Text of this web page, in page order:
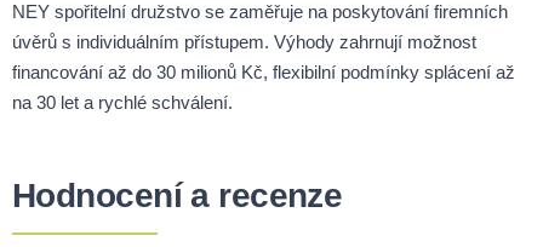
NEY spořitelní družstvo se zaměřuje na poskytování firemních
úvěrů s individuálním přístupem. Výhody zahrnují možnost
financování až do 30 milionů Kč, flexibilní podmínky splácení až
na 30 let a rychlé schválení.
Hodnocení a recenze